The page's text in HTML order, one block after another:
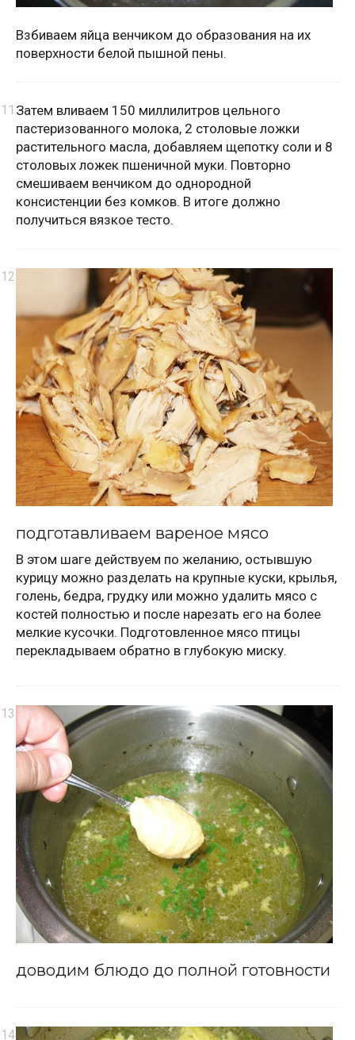
Взбиваем яйца венчиком до образования на их
поверхности белой пышной пены.
Затем вливаем 150 миллилитров цельного
пастеризованного молока, 2 столовые ложки
растительного масла, добавляем щепотку соли и 8
столовых ложек пшеничной муки. Повторно
смешиваем венчиком до однородной
консистенции без комков. В итоге должно
получиться вязкое тесто.
подготавливаем вареное мясо
В этом шаге действуем по желанию, остывшую
курицу можно разделать на крупные куски, крылья,
голень, бедра, грудку или можно удалить мясо с
костей полностью и после нарезать его на более
мелкие кусочки. Подготовленное мясо птицы
перекладываем обратно в глубокую миску.
доводим блюдо до полной готовности